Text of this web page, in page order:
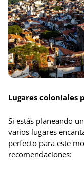
Lugares coloniales
Si estás planeando
varios lugares
perfecto para este
recomendaciones: